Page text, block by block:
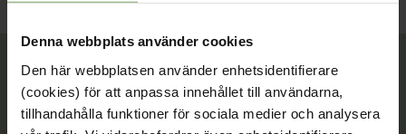
Denna webbplats använder cookies
Den här webbplatsen använder enhetsidentifierare
(cookies) för att anpassa innehållet till användarna,
tillhandahålla funktioner för sociala medier och analysera
Tillsammans rör vi oss framåt. Du är en viktig del